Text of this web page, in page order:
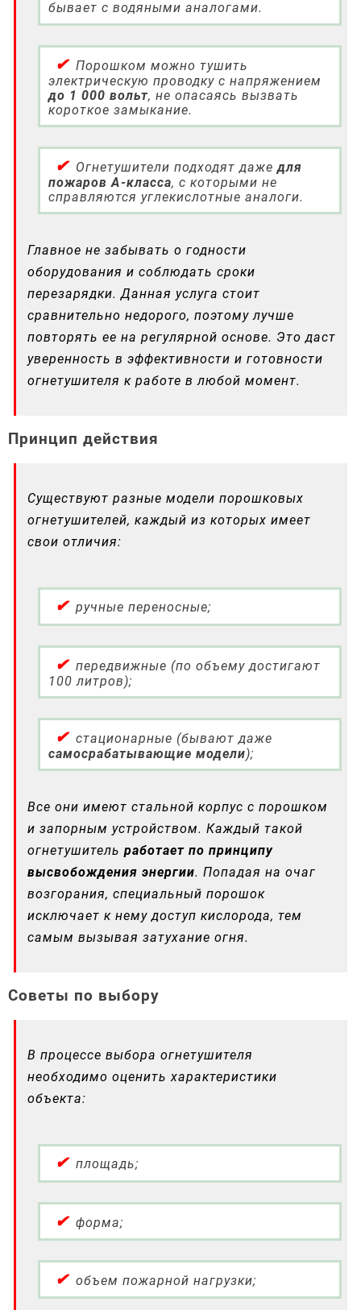
бывает с водяными аналогами.
Порошком можно тушить
электрическую проводку с напряжением
до 1 000 вольт, не опасаясь вызвать
короткое замыкание.
Огнетушители подходят дажедля
пожаров А-класса, с которыми не
справляются углекислотные аналоги.
Главное не забывать о годности
оборудования и соблюдать сроки
перезарядки. Данная услуга стоит
сравнительно недорого, поэтому лучше
повторять ее на регулярной основе. Это даст
уверенность в эффективности и готовности
огнетушителя к работе в любой момент.
Принцип действия
Существуют разные модели порошковых
огнетушителей, каждый из которых имеет
свои отличия:
ручные переносные;
передвижные (по объему достигают
100 литров);
стационарные (бывают даже
самосрабатывающие модели);
Все они имеют стальной корпус с порошком
и запорным устройством. Каждый такой
огнетушитель работает по принципу
высвобождения энергии. Попадая на очаг
возгорания, специальный порошок
исключает к нему доступ кислорода, тем
самым вызывая затухание огня.
Советы по выбору
В процессе выбора огнетушителя
необходимо оценить характеристики
объекта:
площадь;
форма;
объем пожарной нагрузки;